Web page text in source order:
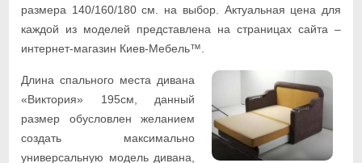
размера 140/160/180 см. на выбор. Актуальная цена для
каждой из моделей представлена на страницах сайта –
интернет-магазин Киев-Мебель™.
Длина спального места дивана
«Виктория» 195см, данный
размер обусловлен желанием
создать максимально
универсальную модель дивана,